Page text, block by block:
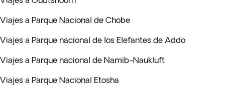
Viajes a Parque Nacional de Chobe
Viajes a Parque nacional de los Elefantes de Addo
Viajes a Parque nacional de Namib-Naukluft
Viajes a Parque Nacional Etosha